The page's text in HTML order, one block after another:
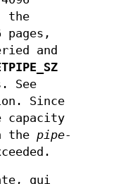
the
and
See
Since
capacity
the pipe-
qui